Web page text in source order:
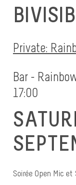
Private:
Bar -
17:00
Soirée Open Mic